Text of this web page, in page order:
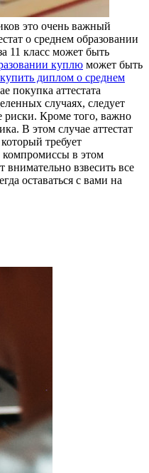
это очень важный
о среднем образовании
11 класс может быть
куплю может быть
диплом о среднем
покупка аттестата
случаях, следует
риски. Кроме того, важно
В этом случае аттестат
требует
компромиссы в этом
внимательно взвесить все
оставаться с вами на